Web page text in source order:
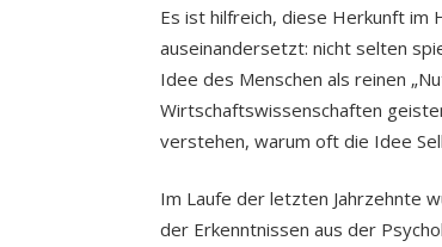
Es ist hilfreich, diese Herkunft im
auseinandersetzt: nicht selten
Idee des Menschen als reinen
Wirtschaftswissenschaften
verstehen, warum oft die Idee
Im Laufe der letzten Jahrzehnte
der Erkenntnissen aus der